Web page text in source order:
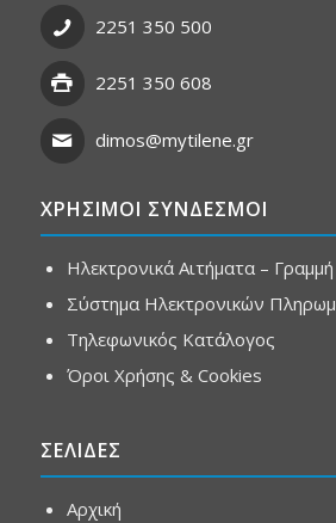
2251 350 500
2251 350 608
dimos@mytilene.gr
ΧΡΗΣΙΜΟΙ ΣΥΝΔΕΣΜΟΙ
Ηλεκτρονικά Αιτήματα –
Σύστημα Ηλεκτρονικών
Τηλεφωνικός Κατάλογος
Όροι Χρήσης & Cookies
ΣΕΛΙΔΕΣ
Αρχική